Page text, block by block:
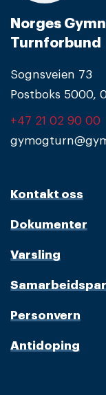
Norges
Turnforbund
Sognsveien 73
Postboks 5000,
+47 21 02 90 00
Kontakt oss
Dokumenter
Varsling
Personvern
Antidoping